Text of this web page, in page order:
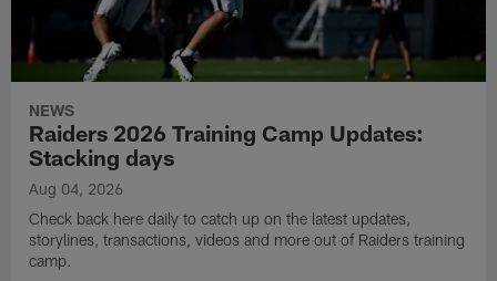
NEWS
Raiders 2026 Training Camp Updates:
Stacking days
Aug 04, 2026
Check back here daily to catch up on the latest updates,
storylines, transactions, videos and more out of Raiders training
camp.